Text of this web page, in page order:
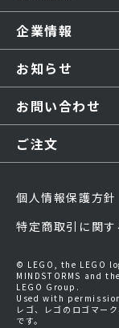
企業情報
お知らせ
お問い合わせ
ご注文
個人情報保護方針
特定商取引に関
© LEGO, the LEGO
MINDSTORMS and
LEGO Group.
Used with
レゴ、レゴのロゴマー
です。